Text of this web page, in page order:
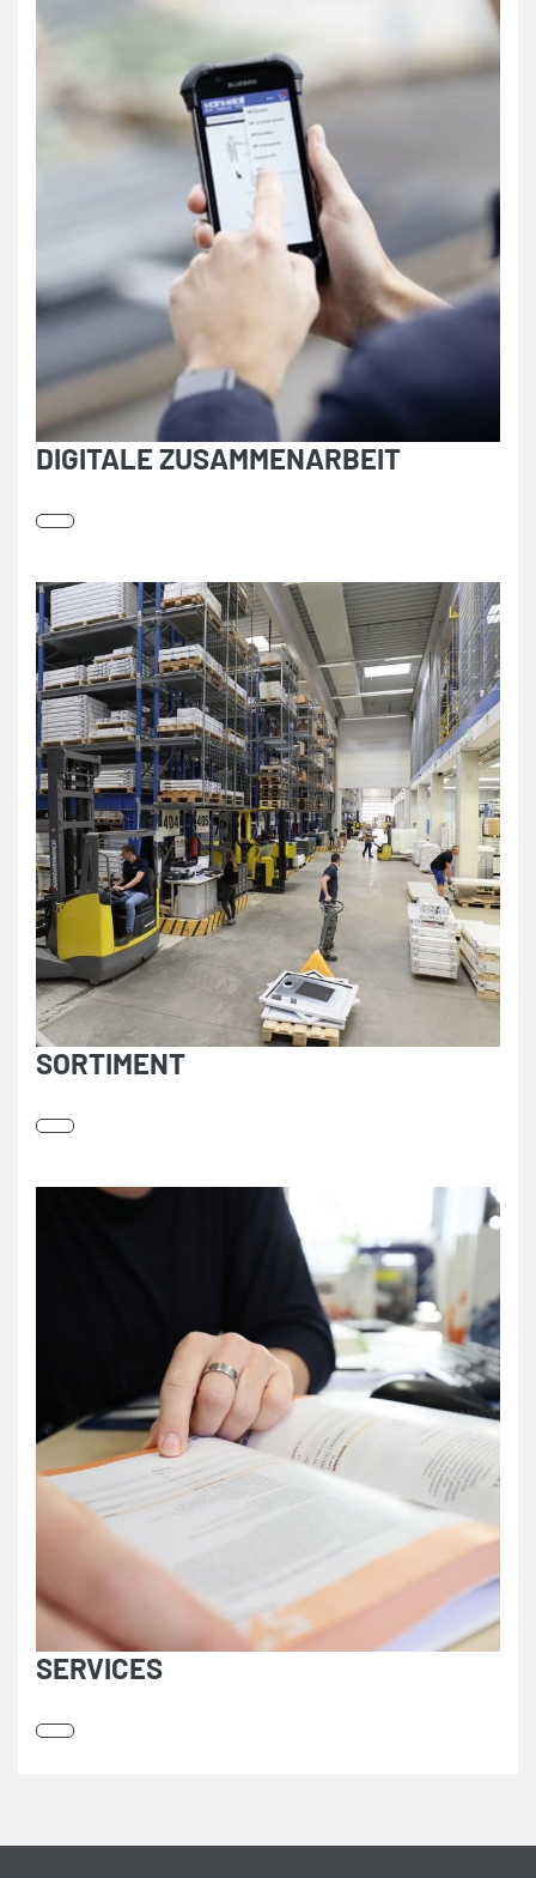
DIGITALE ZUSAMMENARBEIT
SORTIMENT
SERVICES